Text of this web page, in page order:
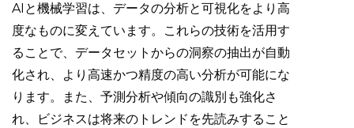
AIと機械学習は、データの分析と可視化をより高
度なものに変えています。これらの技術を活用す
ることで、データセットからの洞察の抽出が自動
化され、より高速かつ精度の高い分析が可能にな
ります。また、予測分析や傾向の識別も強化さ
れ、ビジネスは将来のトレンドを先読みすること